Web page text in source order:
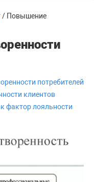
/ Повышение
потребителей
клиентов
фактор лояльности